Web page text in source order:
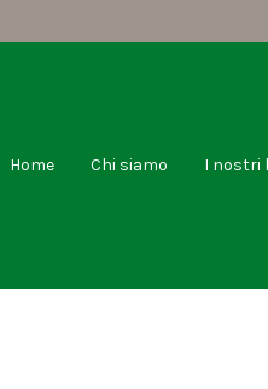
Home Chi siamo I nostri